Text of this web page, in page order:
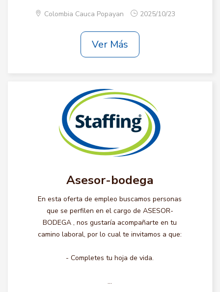
Colombia Cauca Popayan 2025/10/23
Ver Más
Asesor-bodega
En esta oferta de empleo buscamos personas
que se perfilen en el cargo de ASESOR-
BODEGA , nos gustaría acompañarte en tu
camino laboral, por lo cual te invitamos a que:
- Completes tu hoja de vida.
...